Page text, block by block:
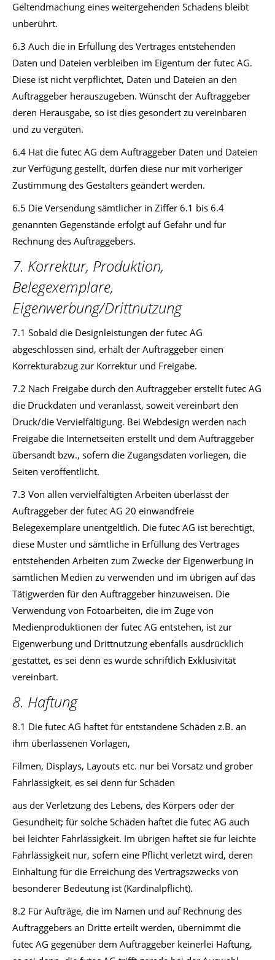
Geltendmachung eines weitergehenden Schadens bleibt
unberührt.
6.3 Auch die in Erfüllung des Vertrages entstehenden
Daten und Dateien verbleiben im Eigentum der futec AG.
Diese ist nicht verpflichtet, Daten und Dateien an den
Auftraggeber herauszugeben. Wünscht der Auftraggeber
deren Herausgabe, so ist dies gesondert zu vereinbaren
und zu vergüten.
6.4 Hat die futec AG dem Auftraggeber Daten und Dateien
zur Verfügung gestellt, dürfen diese nur mit vorheriger
Zustimmung des Gestalters geändert werden.
6.5 Die Versendung sämtlicher in Ziffer 6.1 bis 6.4
genannten Gegenstände erfolgt auf Gefahr und für
Rechnung des Auftraggebers.
7. Korrektur, Produktion,
Belegexemplare,
Eigenwerbung/Drittnutzung
7.1 Sobald die Designleistungen der futec AG
abgeschlossen sind, erhält der Auftraggeber einen
Korrekturabzug zur Korrektur und Freigabe.
7.2 Nach Freigabe durch den Auftraggeber erstellt futec AG
die Druckdaten und veranlasst, soweit vereinbart den
Druck/die Vervielfältigung. Bei Webdesign werden nach
Freigabe die Internetseiten erstellt und dem Auftraggeber
übersandt bzw., sofern die Zugangsdaten vorliegen, die
Seiten veröffentlicht.
7.3 Von allen vervielfältigten Arbeiten überlässt der
Auftraggeber der futec AG 20 einwandfreie
Belegexemplare unentgeltlich. Die futec AG ist berechtigt,
diese Muster und sämtliche in Erfüllung des Vertrages
entstehenden Arbeiten zum Zwecke der Eigenwerbung in
sämtlichen Medien zu verwenden und im übrigen auf das
Tätigwerden für den Auftraggeber hinzuweisen. Die
Verwendung von Fotoarbeiten, die im Zuge von
Medienproduktionen der futec AG entstehen, ist zur
Eigenwerbung und Drittnutzung ebenfalls ausdrücklich
gestattet, es sei denn es wurde schriftlich Exklusivität
vereinbart.
8. Haftung
8.1 Die futec AG haftet für entstandene Schäden z.B. an
ihm überlassenen Vorlagen,
Filmen, Displays, Layouts etc. nur bei Vorsatz und grober
Fahrlässigkeit, es sei denn für Schäden
aus der Verletzung des Lebens, des Körpers oder der
Gesundheit; für solche Schäden haftet die futec AG auch
bei leichter Fahrlässigkeit. Im übrigen haftet sie für leichte
Fahrlässigkeit nur, sofern eine Pflicht verletzt wird, deren
Einhaltung für die Erreichung des Vertragszwecks von
besonderer Bedeutung ist (Kardinalpflicht).
8.2 Für Aufträge, die im Namen und auf Rechnung des
Auftraggebers an Dritte erteilt werden, übernimmt die
futec AG gegenüber dem Auftraggeber keinerlei Haftung,